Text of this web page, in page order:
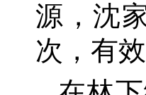
源，沈
次，有